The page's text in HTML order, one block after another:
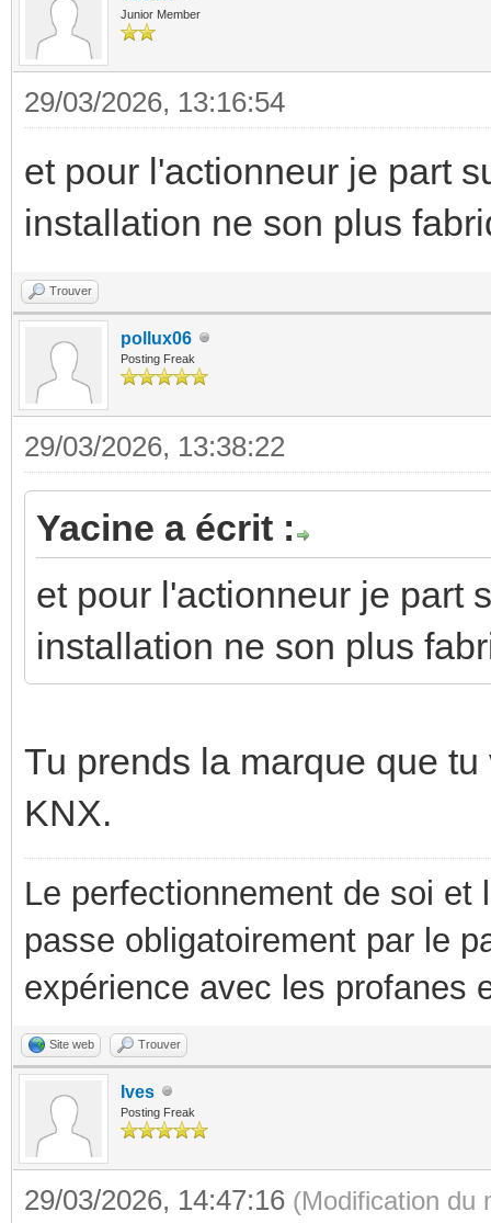
Junior Member
29/03/2026, 13:16:54
et pour l'actionneur je part
installation ne son plus
Trouver
pollux06
Posting Freak
29/03/2026, 13:38:22
Yacine a écrit :
et pour l'actionneur je part
installation ne son plus
Tu prends la marque que
KNX.
Le perfectionnement de soi
passe obligatoirement par le
expérience avec les profanes
Site web Trouver
Ives
Posting Freak
29/03/2026, 14:47:16 (Modification du